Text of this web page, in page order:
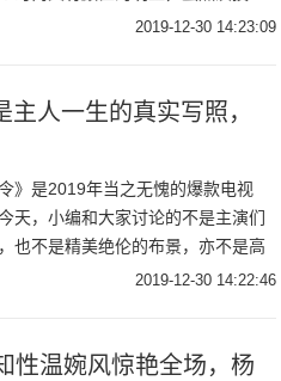
说不太好，但是在综艺方面确实表现
2019-12-30 14:23:09
人一生的真实写照，
令》是2019年当之无愧的爆款电视
天，小编和大家讨论的不是主演们
也不是精美绝伦的布景，亦不是高
剧情内容，而是关于剧中演员们的兵
2019-12-30 14:22:46
性温婉风惊艳全场，杨